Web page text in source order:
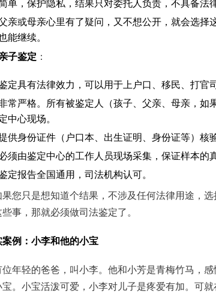
单，保护隐私，结果只对委托人负责，不具备法律
亲或母亲心里有了疑问，又不想公开，就会选择
能继续。
子鉴定 ：
定具有法律效力，可以用于上户口、移民、打官
常严格。所有被鉴定人（孩子、父亲、母亲，如
中心现场。
供身份证件（户口本、出生证明、身份证等）核
须由鉴定中心的工作人员现场采集，保证样本的
定报告全国通用，司法机构认可。
您只是想知道个结果，不涉及任何法律用途，选
事，那就必须做司法鉴定了。
例：小李和他的小宝
年轻的爸爸，叫小李。他和小芳是青梅竹马，
。小宝活泼可爱，小李对儿子是疼爱有加。可